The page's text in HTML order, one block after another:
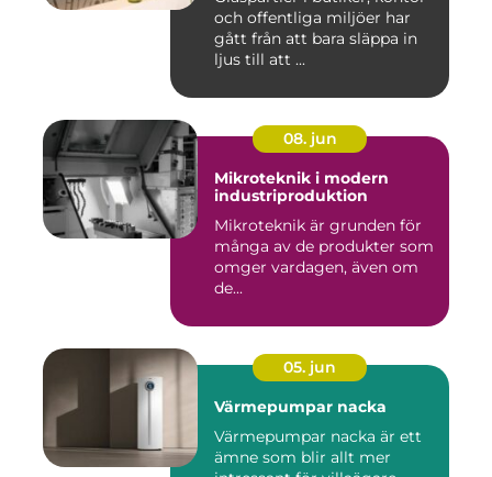
och offentliga miljöer har
gått från att bara släppa in
ljus till att ...
08. jun
Mikroteknik i modern
industriproduktion
Mikroteknik är grunden för
många av de produkter som
omger vardagen, även om
de...
05. jun
Värmepumpar nacka
Värmepumpar nacka är ett
ämne som blir allt mer